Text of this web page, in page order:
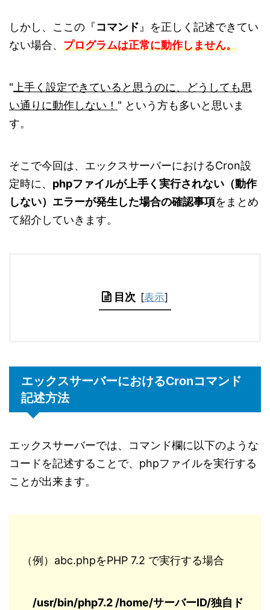
しかし、ここの『コマンド 』を正しく記述できてい
ない場合、 プログラムは正常に動作しません。
" 上手く設定できていると思うのに、どうしても思
い通りに動作しない！ " という方も多いと思いま
す。
そこで今回は、エックスサーバーにおけるCron設
定時に、 phpファイルが上手く実行されない（動作
しない）エラーが発生した場合の確認事項をまとめ
て紹介していきます。
目次 [表示]
エックスサーバーにおけるCronコマンド
記述方法
エックスサーバーでは、コマンド欄に以下のような
コードを記述することで、phpファイルを実行する
ことが出来ます。
（例）abc.phpをPHP 7.2 で実行する場合
/usr/bin/php7.2 /home/サーバーID/独自ド